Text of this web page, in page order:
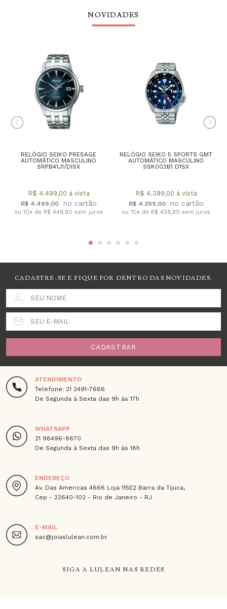
NOVIDADES
RELÓGIO SEIKO PRESAGE
AUTOMÁTICO MASCULINO
SRPB41J1/DISX
R$ 4.499,00
R$ 4.499,00 à vista
ou 10x de R$ 449,90 sem juros
RELÓGIO SEIKO 5 SPORTS GMT
AUTOMÁTICO MASCULINO
SSK003B1 D1SX
R$ 4.399,00
R$ 4.399,00 à vista
ou 10x de R$ 439,90 sem juros
CADASTRE-SE E FIQUE POR DENTRO DAS NOVIDADES.
SEU NOME
SEU E-MAIL
CADASTRAR
ATENDIMENTO
Telefone: 21 2491-7686
De Segunda à Sexta das 9h às 17h
WHATSAPP
21 98496-8670
De Segunda à Sexta das 9h às 18h
ENDEREÇO
Av. Das Americas 4666 Loja 115E2 Barra da Tijuca,
Cep - 22640-102 - Rio de Janeiro - RJ
E-MAIL
sac@joiaslulean.com.br
SIGA A LULEAN NAS REDES